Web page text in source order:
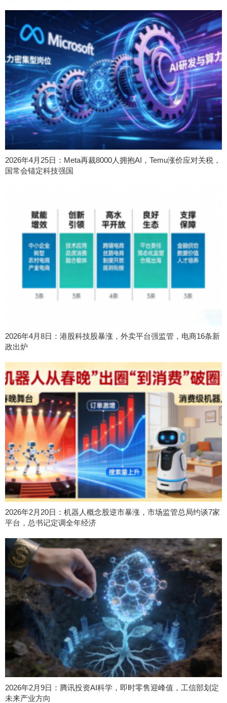
2026年4月25日：Meta再裁8000人拥抱AI，Temu涨价应对关税，
国常会锚定科技强国
2026年4月8日：港股科技股暴涨，外卖平台强监管，电商16条新
政出炉
2026年2月20日：机器人概念股逆市暴涨，市场监管总局约谈7家
平台，总书记定调全年经济
2026年2月9日：腾讯投资AI科学，即时零售迎峰值，工信部划定
未来产业方向